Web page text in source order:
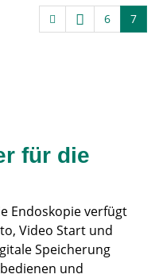
6
7
für die
Endoskopie verfügt
Video Start und
Speicherung
und